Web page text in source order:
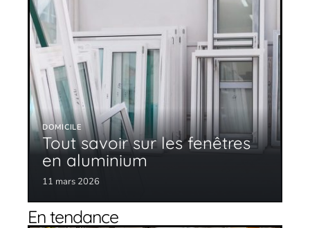
DOMICILE
Tout savoir sur les fenêtres
en aluminium
11 mars 2026
En tendance